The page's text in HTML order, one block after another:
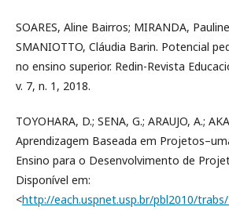
SOARES, Aline Bairros; MIRANDA,
SMANIOTTO, Cláudia Barin. Potencial
no ensino superior. Redin-Revista
v. 7, n. 1, 2018.
TOYOHARA, D.; SENA, G.; ARAUJO, A.;
Aprendizagem Baseada em
Ensino para o Desenvolvimento de
Disponível em:
<http://each.uspnet.usp.br/pbl2010/